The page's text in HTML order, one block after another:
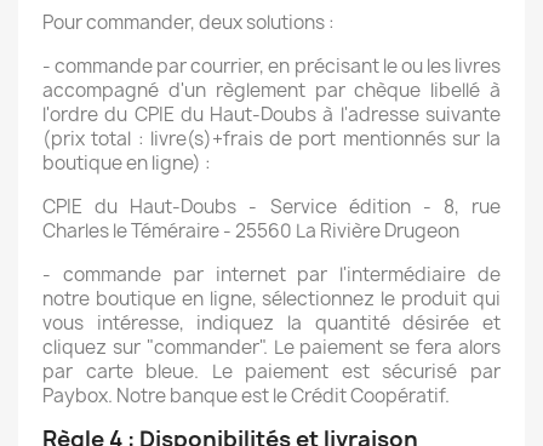
Pour commander, deux solutions :
- commande par courrier, en précisant le ou les livres
accompagné d'un règlement par chèque libellé à
l'ordre du CPIE du Haut-Doubs à l'adresse suivante
(prix total : livre(s)+frais de port mentionnés sur la
boutique en ligne) :
CPIE du Haut-Doubs - Service édition - 8, rue
Charles le Téméraire - 25560 La Rivière Drugeon
- commande par internet par l'intermédiaire de
notre boutique en ligne, sélectionnez le produit qui
vous intéresse, indiquez la quantité désirée et
cliquez sur "commander". Le paiement se fera alors
par carte bleue. Le paiement est sécurisé par
Paybox. Notre banque est le Crédit Coopératif.
Règle 4 : Disponibilités et livraison